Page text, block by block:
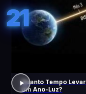
21
Quanto Tempo
Um Ano-Luz?